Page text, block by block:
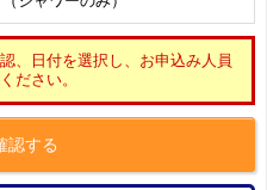
、日付を選択し、お申込み人員
ださい。
認する